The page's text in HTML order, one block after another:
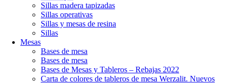
Sillas madera tapizadas
Sillas operativas
Sillas y mesas de resina
Sillas
Mesas
Bases de mesa
Bases de mesa
Bases de Mesas y Tableros – Rebajas 2022
Carta de colores de tableros de mesa Werzalit. Nuevos